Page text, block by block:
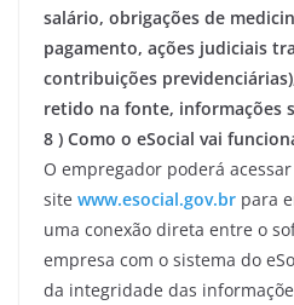
salário, obrigações de
pagamento, ações judiciais
contribuições
retido na fonte, informações
8 ) Como o eSocial vai
O empregador poderá
site www.esocial.gov.br para
uma conexão direta entre o
empresa com o sistema do
da integridade das